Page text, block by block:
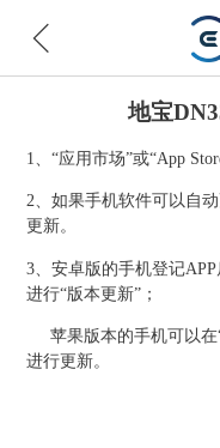
地宝
1、“应用市场”或“App
2、如果手机软件可以自
更新。
3、安卓版的手机登记
进行“版本更新”；
苹果版本的手机可以在
进行更新。